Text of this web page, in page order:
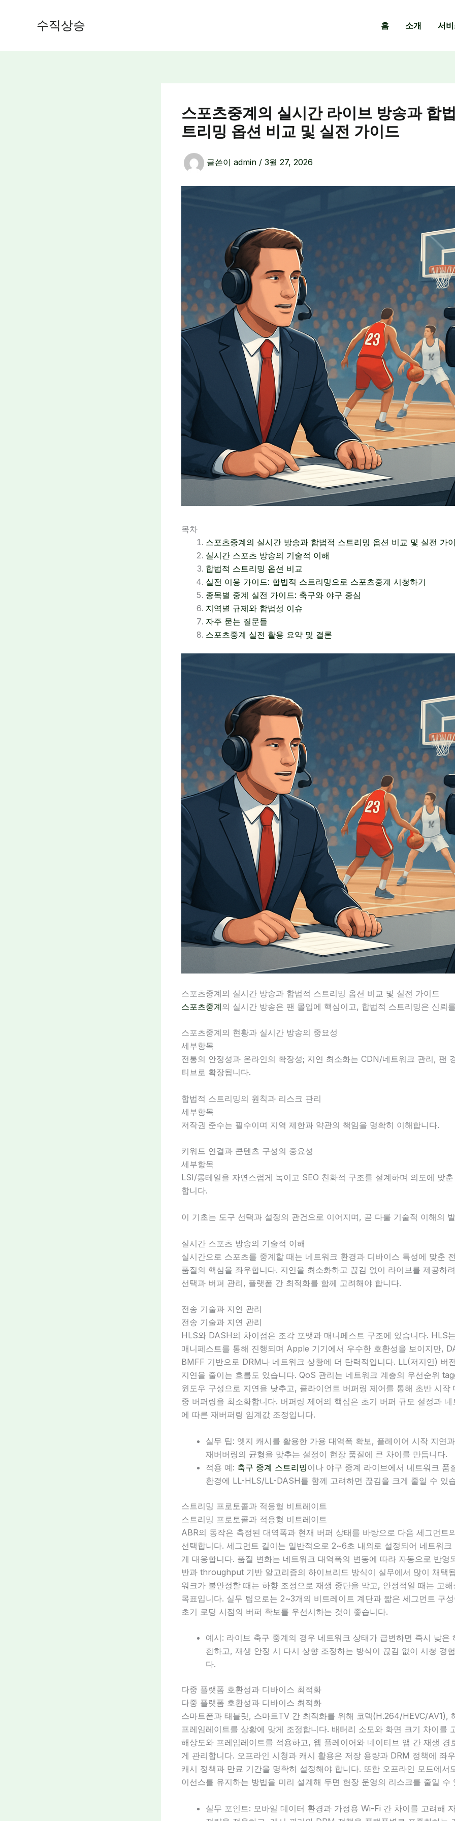
수직상승 홈 소개 서
스포츠중계의 실시간 라이브 방송과 합
트리밍 옵션 비교 및 실전 가이드
글쓴이 admin / 3월 27, 2026
목차
스포츠중계의 실시간 방송과 합법적 스트리밍 옵션 비교 및 실전 가
실시간 스포츠 방송의 기술적 이해
합법적 스트리밍 옵션 비교
실전 이용 가이드: 합법적 스트리밍으로 스포츠중계 시청하기
종목별 중계 실전 가이드: 축구와 야구 중심
지역별 규제와 합법성 이슈
자주 묻는 질문들
스포츠중계 실전 활용 요약 및 결론
스포츠중계의 실시간 방송과 합법적 스트리밍 옵션 비교 및 실전 가이드
스포츠중계의 실시간 방송은 팬 몰입에 핵심이고, 합법적 스트리밍은 신뢰
스포츠중계의 현황과 실시간 방송의 중요성
세부항목
전통의 안정성과 온라인의 확장성; 지연 최소화는 CDN/네트워크 관리, 팬
티브로 확장됩니다.
합법적 스트리밍의 원칙과 리스크 관리
세부항목
저작권 준수는 필수이며 지역 제한과 약관의 책임을 명확히 이해합니다.
키워드 연결과 콘텐츠 구성의 중요성
세부항목
LSI/롱테일을 자연스럽게 녹이고 SEO 친화적 구조를 설계하며 의도에 맞
합니다.
이 기초는 도구 선택과 설정의 관건으로 이어지며, 곧 다룰 기술적 이해의
실시간 스포츠 방송의 기술적 이해
실시간으로 스포츠를 중계할 때는 네트워크 환경과 디바이스 특성에 맞춘
품질의 핵심을 좌우합니다. 지연을 최소화하고 끊김 없이 라이브를 제공하
선택과 버퍼 관리, 플랫폼 간 최적화를 함께 고려해야 합니다.
전송 기술과 지연 관리
전송 기술과 지연 관리
HLS와 DASH의 차이점은 조각 포맷과 매니페스트 구조에 있습니다. HLS
매니페스트를 통해 진행되며 Apple 기기에서 우수한 호환성을 보이지만,
BMFF 기반으로 DRM나 네트워크 상황에 더 탄력적입니다. LL(저지연) 버
지연을 줄이는 흐름도 있습니다. QoS 관리는 네트워크 계층의 우선순위
윈도우 구성으로 지연을 낮추고, 클라이언트 버퍼링 제어를 통해 초반 시작
중 버퍼링을 최소화합니다. 버퍼링 제어의 핵심은 초기 버퍼 규모 설정과
에 따른 재버퍼링 임계값 조정입니다.
실무 팁: 엣지 캐시를 활용한 가용 대역폭 확보, 플레이어 시작 지연
재버버링의 균형을 맞추는 설정이 현장 품질에 큰 차이를 만듭니다.
적용 예: 축구 중계 스트리밍이나 야구 중계 라이브에서 네트워크 품
환경에 LL-HLS/LL-DASH를 함께 고려하면 끊김을 크게 줄일 수 있
스트리밍 프로토콜과 적응형 비트레이트
스트리밍 프로토콜과 적응형 비트레이트
ABR의 동작은 측정된 대역폭과 현재 버퍼 상태를 바탕으로 다음 세그먼트
선택합니다. 세그먼트 길이는 일반적으로 2~6초 내외로 설정되어 네트워크
게 대응합니다. 품질 변화는 네트워크 대역폭의 변동에 따라 자동으로 반영
반과 throughput 기반 알고리즘의 하이브리드 방식이 실무에서 많이 채택
워크가 불안정할 때는 하향 조정으로 재생 중단을 막고, 안정적일 때는 고
목표입니다. 실무 팁으로는 2~3개의 비트레이트 계단과 짧은 세그먼트 구
초기 로딩 시점의 버퍼 확보를 우선시하는 것이 좋습니다.
예시: 라이브 축구 중계의 경우 네트워크 상태가 급변하면 즉시 낮은
환하고, 재생 안정 시 다시 상향 조정하는 방식이 끊김 없이 시청 경
다.
다중 플랫폼 호환성과 디바이스 최적화
다중 플랫폼 호환성과 디바이스 최적화
스마트폰과 태블릿, 스마트TV 간 최적화를 위해 코덱(H.264/HEVC/AV1),
프레임레이트를 상황에 맞게 조정합니다. 배터리 소모와 화면 크기 차이를
해상도와 프레임레이트를 적용하고, 웹 플레이어와 네이티브 앱 간 재생 경
게 관리합니다. 오프라인 시청과 캐시 활용은 저장 용량과 DRM 정책에 좌
캐시 정책과 만료 기간을 명확히 설정해야 합니다. 또한 오프라인 모드에서
이선스를 유지하는 방법을 미리 설계해 두면 현장 운영의 리스크를 줄일 수
실무 포인트: 모바일 데이터 환경과 가정용 Wi-Fi 간 차이를 고려해